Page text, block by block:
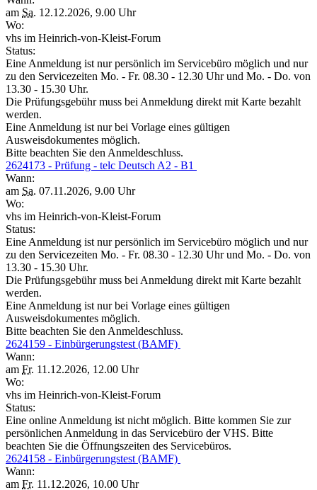
am Sa. 12.12.2026, 9.00 Uhr
Wo:
vhs im Heinrich-von-Kleist-Forum
Status:
Eine Anmeldung ist nur persönlich im Servicebüro möglich und nur
zu den Servicezeiten Mo. - Fr. 08.30 - 12.30 Uhr und Mo. - Do. von
13.30 - 15.30 Uhr.
Die Prüfungsgebühr muss bei Anmeldung direkt mit Karte bezahlt
werden.
Eine Anmeldung ist nur bei Vorlage eines gültigen
Ausweisdokumentes möglich.
Bitte beachten Sie den Anmeldeschluss.
2624173 - Prüfung - telc Deutsch A2 - B1
Wann:
am Sa. 07.11.2026, 9.00 Uhr
Wo:
vhs im Heinrich-von-Kleist-Forum
Status:
Eine Anmeldung ist nur persönlich im Servicebüro möglich und nur
zu den Servicezeiten Mo. - Fr. 08.30 - 12.30 Uhr und Mo. - Do. von
13.30 - 15.30 Uhr.
Die Prüfungsgebühr muss bei Anmeldung direkt mit Karte bezahlt
werden.
Eine Anmeldung ist nur bei Vorlage eines gültigen
Ausweisdokumentes möglich.
Bitte beachten Sie den Anmeldeschluss.
2624159 - Einbürgerungstest (BAMF)
Wann:
am Fr. 11.12.2026, 12.00 Uhr
Wo:
vhs im Heinrich-von-Kleist-Forum
Status:
Eine online Anmeldung ist nicht möglich. Bitte kommen Sie zur
persönlichen Anmeldung in das Servicebüro der VHS. Bitte
beachten Sie die Öffnungszeiten des Servicebüros.
2624158 - Einbürgerungstest (BAMF)
Wann:
am Fr. 11.12.2026, 10.00 Uhr